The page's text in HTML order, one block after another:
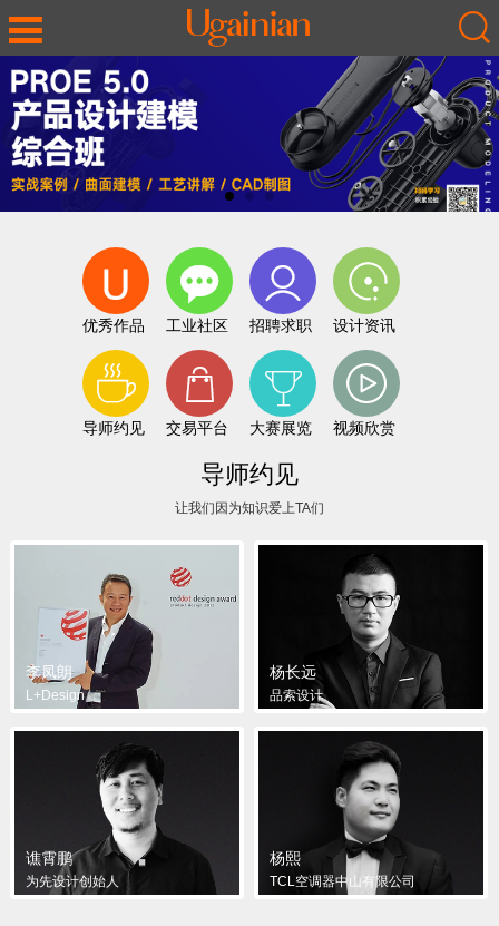
优秀作品 工业社区 招聘求职 设计资讯
导师约见 交易平台 大赛展览 视频欣赏
导师约见
让我们因为知识爱上TA们
李凤朗
L+Design
杨长远
品索设计
谯霄鹏
为先设计创始人
杨熙
TCL空调器中山有限公司